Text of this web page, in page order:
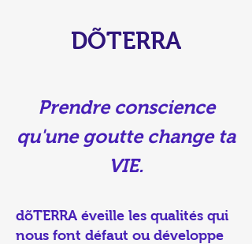
DÕTERRA
Prendre conscience
qu'une goutte change ta
VIE.
dõTERRA éveille les qualités qui
nous font défaut ou développe